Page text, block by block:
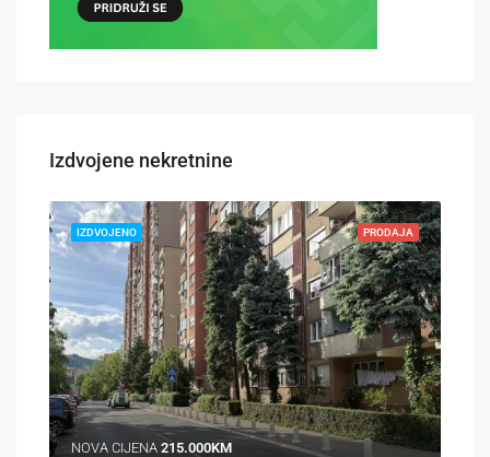
Izdvojene nekretnine
PRODAJA
IZDVOJENO
NOVA CIJENA 215.000KM